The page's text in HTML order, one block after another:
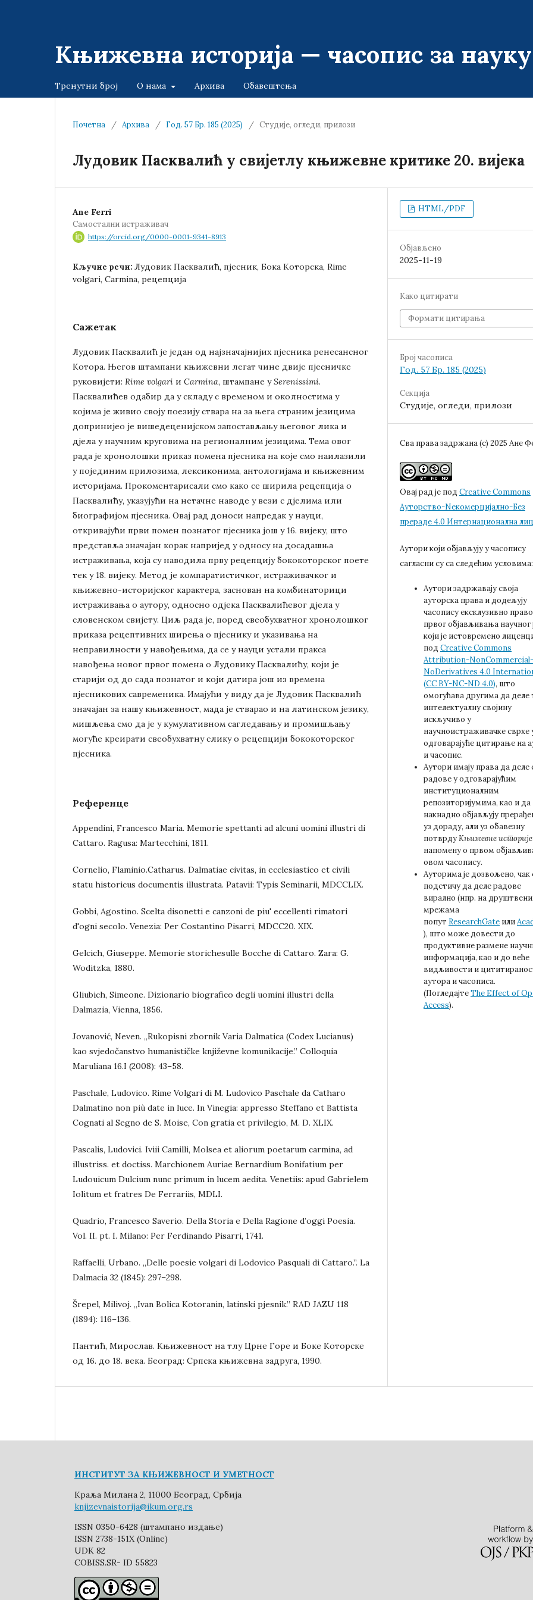
Књижевна историја — часопис за
Тренутни број О нама Архива Обавештења
Почетна / Архива / Год. 57 Бр. 185 (2025) / Студије, огледи, прилози
Лудовик Пасквалић у свијетлу књижевне критике 20. вијека
Ane Ferri
Самостални истраживач
https://orcid.org/0000-0001-9341-8913
Кључне речи: Лудовик Пасквалић, пјесник, Бока Которска, Rime
volgari, Carmina, рецепција
Сажетак
Лудовик Пасквалић је један од најзначајнијих пјесника ренесансног
Котора. Његов штампани књижевни легат чине двије пјесничке
руковијети: Rime volgari и Carmina, штампане уSerenissimi.
Пасквалићев одабир да у складу с временом и околностима у
којима је живио своју поезију ствара на за њега страним језицима
допринијео је вишедеценијском запостављању његовог лика и
дјела у научним круговима на регионалним језицима. Тема овог
рада је хронолошки приказ помена пјесника на које смо наилазили
у појединим прилозима, лексиконима, антологијама и књижевним
историјама. Прокоментарисали смо како се ширила рецепција о
Пасквалићу, указујући на нетачне наводе у вези с дјелима или
биографијом пјесника. Овај рад доноси напредак у науци,
откривајући први помен познатог пјесника још у 16. вијеку, што
представља значајан корак напријед у односу на досадашња
истраживања, која су наводила прву рецепцију бококоторског поете
тек у 18. вијеку. Метод је компаратистичког, истраживачког и
књижевно-историјског карактера, заснован на комбинаторици
истраживања о аутору, односно одјека Пасквалићевог дјела у
словенском свијету. Циљ рада је, поред свеобухватног хронолошког
приказа рецептивних ширења о пјеснику и указивања на
неправилности у навођењима, да се у науци устали пракса
навођења новог првог помена о Лудовику Пасквалићу, који је
старији од до сада познатог и који датира још из времена
пјесникових савременика. Имајући у виду да је Лудовик Пасквалић
значајан за нашу књижевност, мада је стварао и на латинском језику,
мишљења смо да је у кумулативном сагледавању и промишљању
могуће креирати свеобухватну слику о рецепцији бококоторског
пјесника.
Референце
Appendini, Francesco Maria. Memorie spettanti ad alcuni uomini illustri di
Cattaro. Ragusa: Martecchini, 1811.
Cornelio, Flaminio.Catharus. Dalmatiae civitas, in ecclesiastico et civili
statu historicus documentis illustrata. Patavii: Typis Seminarii, MDCCLIX.
Gobbi, Agostino. Scelta disonetti e canzoni de piu' eccellenti rimatori
d'ogni secolo. Venezia: Per Costantino Pisarri, MDCC20. XIX.
Gelcich, Giuseppe. Memorie storichesulle Bocche di Cattaro. Zara: G.
Woditzka, 1880.
Gliubich, Simeone. Dizionario biografico degli uomini illustri della
Dalmazia, Vienna, 1856.
Jovanović, Neven. „Rukopisni zbornik Varia Dalmatica (Codex Lucianus)
kao svjedočanstvo humanističke književne komunikacije.” Colloquia
Maruliana 16.I (2008): 43–58.
Paschale, Ludovico. Rime Volgari di М. Ludovico Paschale da Catharo
Dalmatino non più date in luce. In Vinegia: appresso Steffano et Battista
Cognati al Segno de S. Moise, Con gratia et privilegio, M. D. XLIX.
Pascalis, Ludovici. Iviii Camilli, Molsea et aliorum poetarum carmina, ad
illustriss. et doctiss. Marchionem Auriae Bernardium Bonifatium per
Ludouicum Dulcium nunc primum in lucem aedita. Venetiis: apud Gabrielem
Iolitum et fratres De Ferrariis, MDLI.
Quadrio, Francesco Saverio. Della Storia e Della Ragione d’oggi Poesia.
Vol. II. pt. I. Milano: Per Ferdinando Pisarri, 1741.
Raffaelli, Urbano. „Delle poesie volgari di Lodovico Pasquali di Cattaro.”. La
Dalmacia 32 (1845): 297–298.
Šrepel, Milivoj. „Ivan Bolica Kotoranin, latinski pjesnik.” RAD JAZU 118
(1894): 116–136.
Пантић, Мирослав. Књижевност на тлу Црне Горе и Боке Которске
од 16. до 18. века. Београд: Српска књижевна задруга, 1990.
HTML/PDF
Објављено
2025-11-19
Како цитирати
Формати цитирања
Број часописа
Год. 57 Бр. 185 (2025)
Секција
Студије, огледи, прилози
Сва права задржана (c) 2025 Ане
Овај рад је под Creative Commons
Aуторство-Nекомерцијално-Без
прераде 4.0 Интернационална
Аутори који објављују у часопису
сагласни су са следећим условима:
Аутори задржавају своја
ауторска права и додељују
часопису ексклузивно право
првог објављивања научног
који је истовремено
под Creative Commons
Attribution-NonCommercial-
NoDerivatives 4.0
(CC BY-NC-ND 4.0), што
омогућава другима да деле
интелектуалну својину
искључиво у
научноистраживачке сврхе
одговарајуће цитирање на
и часопис.
Аутори имају права да деле
радове у одговарајућим
институционалним
репозиторијумима, као и да
накнадно објављују
уз дораду, али уз обавезну
потврдуКњижевне историје
напомену о првом
овом часопису.
Ауторима је дозвољено, чак
подстичу да деле радове
вирално (нпр. на
мрежама
попут ResearchGate или
), што може довести до
продуктивне размене
информација, као и до веће
видљивости и
аутора и часописа.
(ПогледајтеThe Effect of
Access).
ИНСТИТУТ ЗА КЊИЖЕВНОСТ И УМЕТНОСТ
Краља Милана 2, 11000 Београд, Србија
knjizevnaistorija@ikum.org.rs
ISSN 0350-6428 (штампано издање)
ISSN 2738-151X (Online)
UDK 82
COBISS.SR- ID 55823